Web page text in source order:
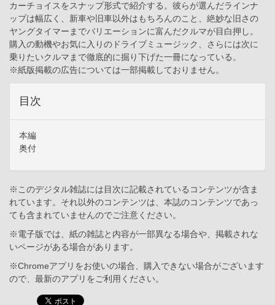
カーチョイスをスナップ形式で紹介する。彼らが選んだラインナ
ップは幅広く、新車や旧車以外はもちろんのこと、絶妙な旧さの
ヤングタイマーまでバリエーションに富んだクルマが目白押し。
購入の動機やお気に入りのドライブミュージック、さらには次に
乗りたいクルマまで徹底的に掘り下げた一冊になっている。
※紙版掲載の広告については一部掲載しておりません。
目次
本編
奥付
※このデジタル雑誌には目次に記載されているコンテンツが含ま
れています。それ以外のコンテンツは、本誌のコンテンツであっ
ても含まれていませんのでご注意ください。
※電子版では、紙の雑誌と内容が一部異なる場合や、掲載されな
いページがある場合があります。
※Chromeアプリをお使いの場合、購入できない場合がございます
ので、最新のアプリをご利用ください。